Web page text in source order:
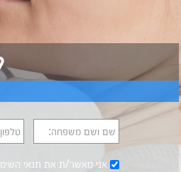
שם ושם משפחה:
אני מאשר/ת את תנאי